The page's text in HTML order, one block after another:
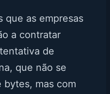
que as empresas
a contratar
de
que não se
bytes, mas com